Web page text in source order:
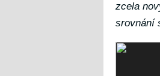
zcela
srovnání